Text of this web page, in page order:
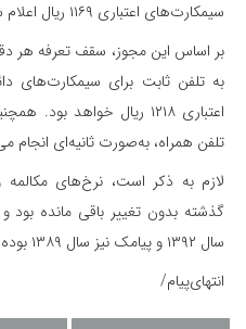
سیمکارت‌های اعتباری ۱۱۶۹ ریال اعلام شده است.
بر اساس این مجوز، سقف تعرفه هر
اعتباری ۱۲۱۸ ریال خواهد
تلفن همراه، به‌صورت ثانیه‌ای انجام
لازم به ذکر است، نرخ‌های
گذشته بدون تغییر باقی مانده بود
سال ۱۳۹۲ و پیامک نیز سال ۱۳۸۹ بوده است.
انتهای‌پیام/